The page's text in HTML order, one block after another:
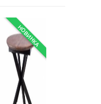
НОВИНКА